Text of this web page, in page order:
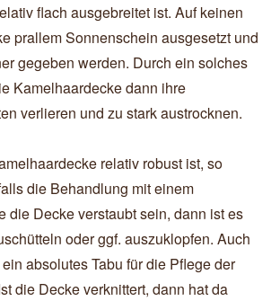
flach ausgebreitet ist. Auf keinen
prallem Sonnenschein ausgesetzt und
gegeben werden. Durch ein solches
Kamelhaardecke dann ihre
verlieren und zu stark austrocknen.
relativ robust ist, so
die Behandlung mit einem
die Decke verstaubt sein, dann ist es
oder ggf. auszuklopfen. Auch
absolutes Tabu für die Pflege der
die Decke verknittert, dann hat da